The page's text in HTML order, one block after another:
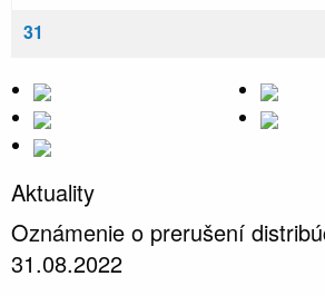
31
Aktuality
Oznámenie o prerušení
31.08.2022